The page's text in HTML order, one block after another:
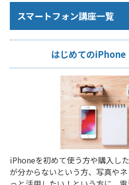
スマートフォン講座一覧
はじめてのiPhone
iPhoneを初めて使う方や購入し
が分からないという方、写真や